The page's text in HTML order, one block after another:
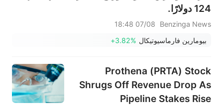
124 دولارًا.
Benzinga News
07/08 18:48
بيومارين فارماسيوتيكال +3.82%
Prothena (PRTA) Stock
Shrugs Off Revenue Drop As
Pipeline Stakes Rise